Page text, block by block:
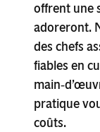
offrent une
adoreront.
des chefs
fiables en
pratique
coûts.